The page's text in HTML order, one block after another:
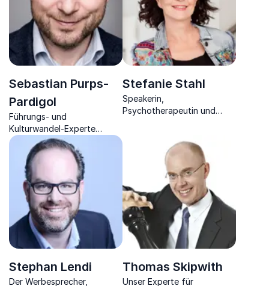
Mentaltrainer
Sebastian Purps-
Pardigol
Führungs- und
Kulturwandel-Experte
kombiniert Hirnforschung
mit Managementwissen
Stefanie Stahl
Speakerin,
Psychotherapeutin und
Stephan Lendi
Der Werbesprecher,
Thomas Skipwith
Unser Experte für